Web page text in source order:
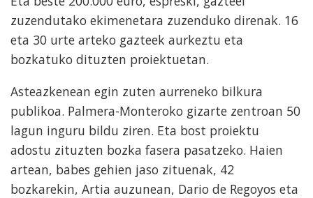
zuzendutako ekimenetara zuzenduko direnak. 16
eta 30 urte arteko gazteek aurkeztu eta
bozkatuko dituzten proiektuetan.
Asteazkenean egin zuten aurreneko bilkura
publikoa. Palmera-Monteroko gizarte zentroan 50
lagun inguru bildu ziren. Eta bost proiektu
adostu zituzten bozka fasera pasatzeko. Haien
artean, babes gehien jaso zituenak, 42
bozkarekin, Artia auzunean, Dario de Regoyos eta